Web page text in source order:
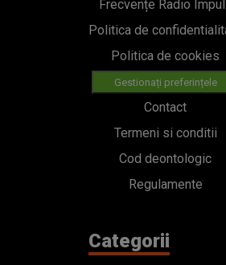
Frecvențe Radio
Politica de
Politica de cookies
Gestionați preferințele
Contact
Termeni si conditii
Cod deontologic
Regulamente
Categorii